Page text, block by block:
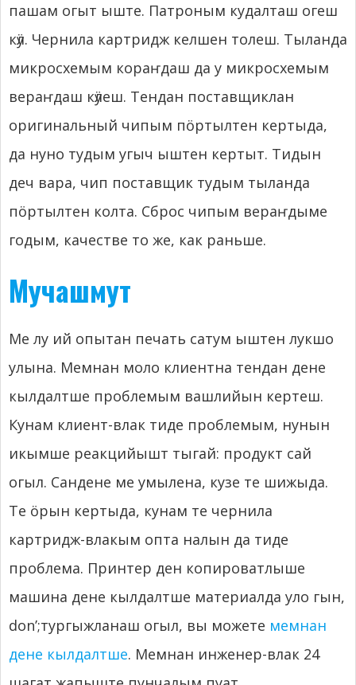
пашам огыт ыште. Патроным кудалташ огеш
кӱл. Чернила картридж келшен толеш. Тыланда
микросхемым кораҥдаш да у микросхемым
вераҥдаш кӱлеш. Тендан поставщиклан
оригинальный чипым пӧртылтен кертыда,
да нуно тудым угыч ыштен кертыт. Тидын
деч вара, чип поставщик тудым тыланда
пӧртылтен колта. Сброс чипым вераҥдыме
годым, качестве то же, как раньше.
Мучашмут
Ме лу ий опытан печать сатум ыштен лукшо
улына. Мемнан моло клиентна тендан дене
кылдалтше проблемым вашлийын кертеш.
Кунам клиент-влак тиде проблемым, нунын
икымше реакцийышт тыгай: продукт сай
огыл. Сандене ме умылена, кузе те шижыда.
Те ӧрын кертыда, кунам те чернила
картридж-влакым опта налын да тиде
проблема. Принтер ден копироватлыше
машина дене кылдалтше материалда уло гын,
don’;тургыжланаш огыл, вы можете мемнан
дене кылдалтше. Мемнан инженер-влак 24